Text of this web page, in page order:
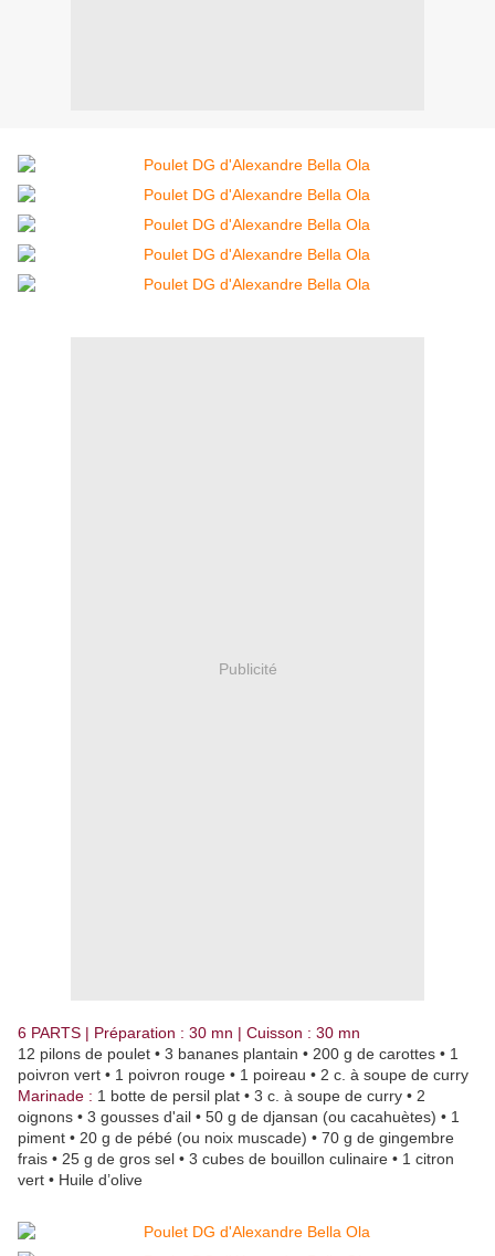
Publicité
6 PARTS | Préparation : 30 mn | Cuisson : 30 mn
12 pilons de poulet • 3 bananes plantain • 200 g de carottes • 1
poivron vert • 1 poivron rouge • 1 poireau • 2 c. à soupe de curry
Marinade : 1 botte de persil plat • 3 c. à soupe de curry • 2
oignons • 3 gousses d'ail • 50 g de djansan (ou cacahuètes) • 1
piment • 20 g de pébé (ou noix muscade) • 70 g de gingembre
frais • 25 g de gros sel • 3 cubes de bouillon culinaire • 1 citron
vert • Huile d’olive